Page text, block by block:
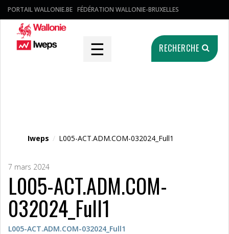
PORTAIL WALLONIE.BE FÉDÉRATION WALLONIE-BRUXELLES
☰ RECHERCHE
Iweps / L005-ACT.ADM.COM-032024_Full1
7 mars 2024
L005-ACT.ADM.COM-
032024_Full1
L005-ACT.ADM.COM-032024_Full1